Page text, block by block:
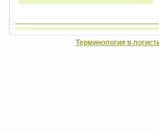
Терминология в